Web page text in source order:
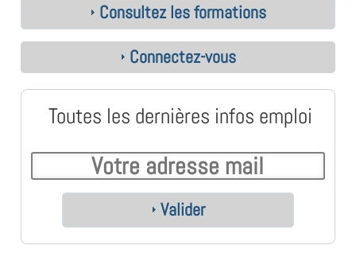
Consultez les formations
Connectez-vous
Toutes les dernières infos emploi
Valider